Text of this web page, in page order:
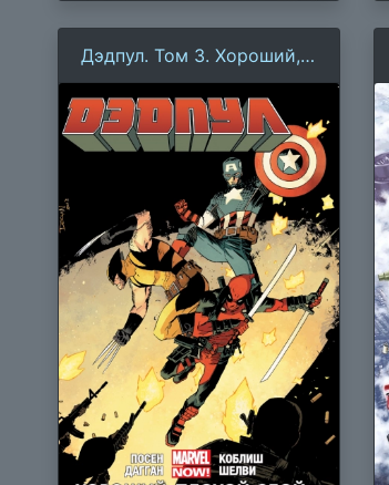
Дэдпул. Том 3. Хороший,
плохой и злой